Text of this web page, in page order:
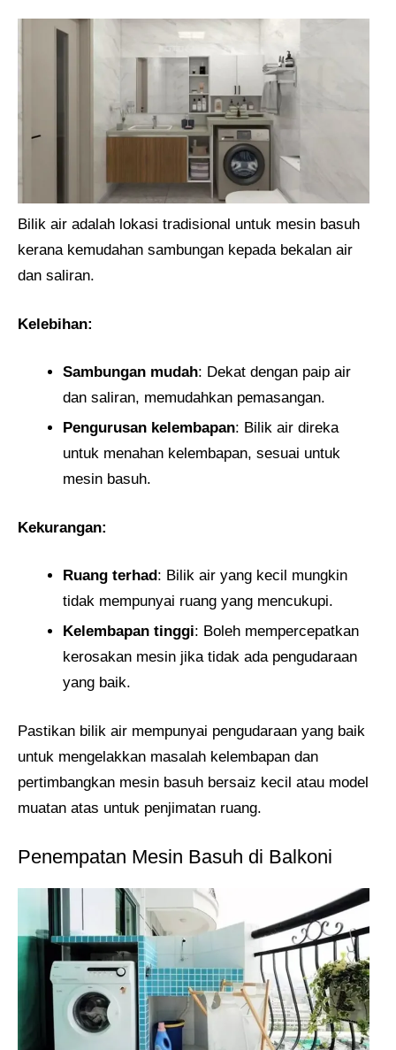
Bilik air adalah lokasi tradisional untuk mesin basuh
kerana kemudahan sambungan kepada bekalan air
dan saliran.
Kelebihan:
Sambungan mudah: Dekat dengan paip air
dan saliran, memudahkan pemasangan.
Pengurusan kelembapan: Bilik air direka
untuk menahan kelembapan, sesuai untuk
mesin basuh.
Kekurangan:
Ruang terhad : Bilik air yang kecil mungkin
tidak mempunyai ruang yang mencukupi.
Kelembapan tinggi: Boleh mempercepatkan
kerosakan mesin jika tidak ada pengudaraan
yang baik.
Pastikan bilik air mempunyai pengudaraan yang baik
untuk mengelakkan masalah kelembapan dan
pertimbangkan mesin basuh bersaiz kecil atau model
muatan atas untuk penjimatan ruang.
Penempatan Mesin Basuh di Balkoni